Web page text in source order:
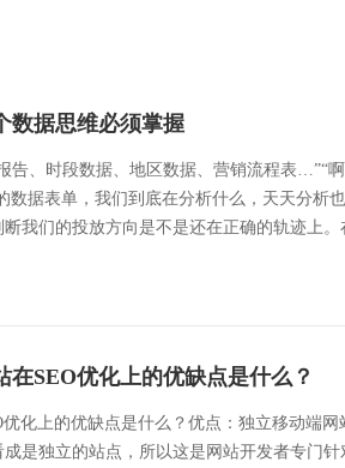
数据思维必须掌握
告、时段数据、地区数据、营销流程表…”“
据表单，我们到底在分析什么，天天分析
我们的投放方向是不是还在正确的轨迹上
SEO优化上的优缺点是什么？
化上的优缺点是什么？优点：独立移动端网
是独立的站点，所以这是网站开发者专门